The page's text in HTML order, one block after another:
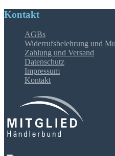
Kontakt
AGBs
Widerrufsbelehrung und
Zahlung und Versand
Datenschutz
Impressum
Kontakt